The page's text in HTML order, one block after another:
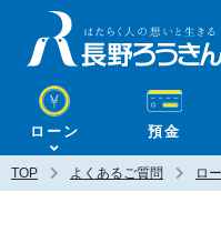
ローン 預金
TOP よくあるご質問